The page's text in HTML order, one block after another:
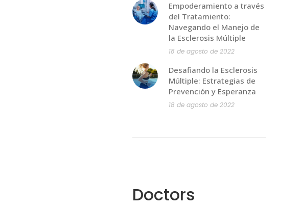
Empoderamiento a través
del Tratamiento:
Navegando el Manejo de
la Esclerosis Múltiple
18 de agosto de 2022
Desafiando la Esclerosis
Múltiple: Estrategias de
Prevención y Esperanza
18 de agosto de 2022
Doctors